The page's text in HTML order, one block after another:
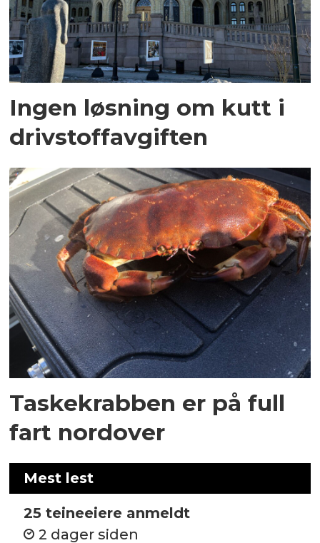
Ingen løsning om kutt i
drivstoffavgiften
Taskekrabben er på full
fart nordover
Mest lest
25 teineeiere anmeldt
2 dager siden